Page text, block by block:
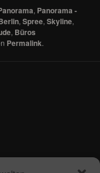
, Panorama -
,Spree,Skyline,
, Büros
Permalink.